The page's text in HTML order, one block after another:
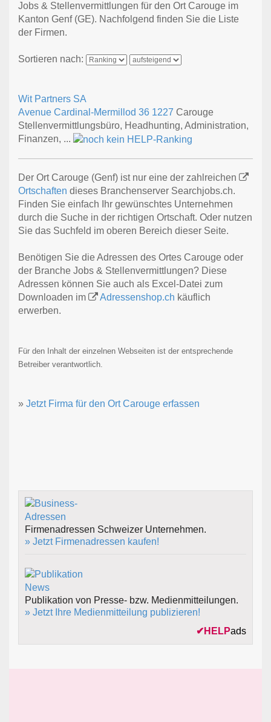
Jobs & Stellenvermittlungen für den Ort Carouge im
Kanton Genf (GE). Nachfolgend finden Sie die Liste
der Firmen.
Sortieren nach:
Wit Partners SA
Avenue Cardinal-Mermillod 36 1227 Carouge
Stellenvermittlungsbüro, Headhunting, Administration,
Finanzen, ...
Der Ort Carouge (Genf) ist nur eine der zahlreichen
Ortschaften dieses Branchenserver Searchjobs.ch.
Finden Sie einfach Ihr gewünschtes Unternehmen
durch die Suche in der richtigen Ortschaft. Oder nutzen
Sie das Suchfeld im oberen Bereich dieser Seite.
Benötigen Sie die Adressen des Ortes Carouge oder
der Branche Jobs & Stellenvermittlungen? Diese
Adressen können Sie auch als Excel-Datei zum
Downloaden im
Adressenshop.ch käuflich
erwerben.
Für den Inhalt der einzelnen Webseiten ist der entsprechende
Betreiber verantwortlich.
» Jetzt Firma für den Ort Carouge erfassen
Firmenadressen Schweizer Unternehmen.
» Jetzt Firmenadressen kaufen!
Publikation von Presse- bzw. Medienmitteilungen.
» Jetzt Ihre Medienmitteilung publizieren!
✔ HELPads